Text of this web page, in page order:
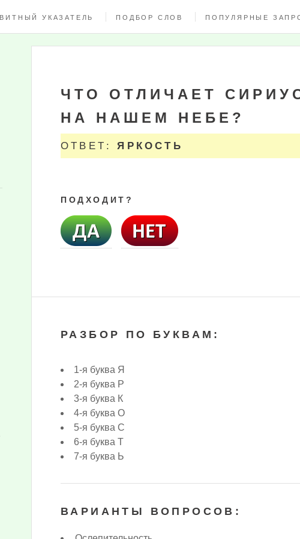
УКАЗАТЕЛЬ ПОДБОР СЛОВ ПОПУЛЯРНЫЕ
ЧТО ОТЛИЧАЕТ
НА НАШЕМ НЕБЕ?
ОТВЕТ:ЯРКОСТЬ
ПОДХОДИТ?
РАЗБОР ПО БУКВАМ:
1-я буква Я
2-я буква Р
3-я буква К
4-я буква О
5-я буква С
6-я буква Т
7-я буква Ь
ВАРИАНТЫ ВОПРОСОВ: